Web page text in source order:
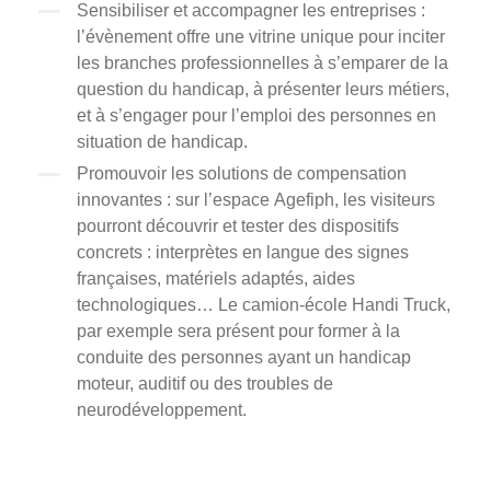
Sensibiliser et accompagner les entreprises :
l’évènement offre une vitrine unique pour inciter
les branches professionnelles à s’emparer de la
question du handicap, à présenter leurs métiers,
et à s’engager pour l’emploi des personnes en
situation de handicap.
Promouvoir les solutions de compensation
innovantes : sur l’espace Agefiph, les visiteurs
pourront découvrir et tester des dispositifs
concrets : interprètes en langue des signes
françaises, matériels adaptés, aides
technologiques… Le camion-école Handi Truck,
par exemple sera présent pour former à la
conduite des personnes ayant un handicap
moteur, auditif ou des troubles de
neurodéveloppement.